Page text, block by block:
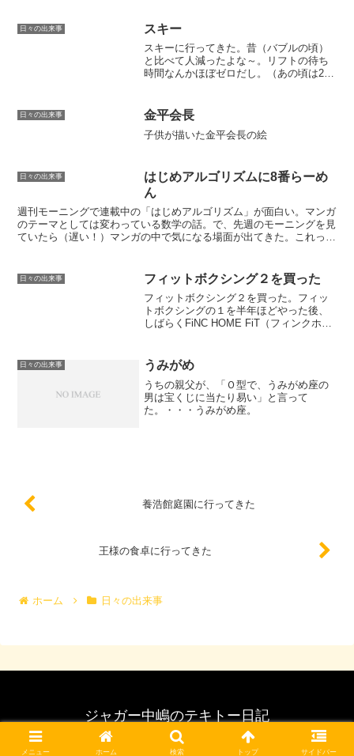
しょう。 ★夜中のカ...
日々の出来事 スキー
スキーに行ってきた。昔（バブルの頃）
と比べて人減ったよな～。リフトの待ち
時間なんかほぼゼロだし。（あの頃は20
なり楽しめた。帰り間際には吹雪いて寒
かったけど、まあそのぐらいは仕...
日々の出来事 金平会長
子供が描いた金平会長の絵
日々の出来事
はじめアルゴリズムに8番らーめ
ん
週刊モーニングで連載中の「はじめアルゴリズム」が面白い。マンガ
のテーマとしては変わっている数学の話。で、先週のモーニングを見
ていたら（遅い！）マンガの中で気になる場面が出てきた。これって
日々の出来事 フィットボクシング２を買った
フィットボクシング２を買った。フィッ
トボクシングの１を半年ほどやった後、
しばらくFiNC HOME FiT（フィンクホー
時々入るのでそれが気になったなあ。フ
ィットボクシン...
日々の出来事 うみがめ
うちの親父が、「Ｏ型で、うみがめ座の
男は宝くじに当たり易い」と言って
た。・・・うみがめ座。
養浩館庭園に行ってきた
王様の食卓に行ってきた
ホーム 日々の出来事
ジャガー中嶋のテキトー日記
© 2007 ジャガー中嶋のテキトー日記.
メニュー ホーム 検索 トップ サイドバー